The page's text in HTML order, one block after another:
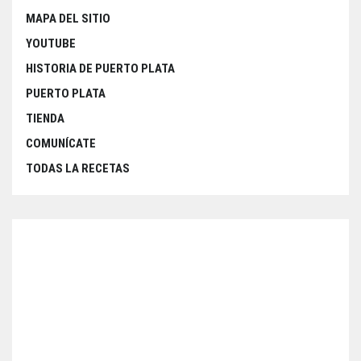
MAPA DEL SITIO
YOUTUBE
HISTORIA DE PUERTO PLATA
PUERTO PLATA
TIENDA
COMUNÍCATE
TODAS LA RECETAS